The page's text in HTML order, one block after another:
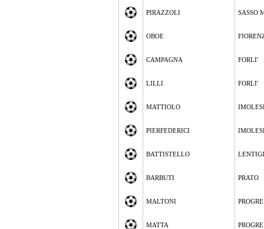
PIRAZZOLI SASSO
OBOE
CAMPAGNA FORLI'
LILLI FORLI'
MATTIOLO
PIERFEDERICI
BATTISTELLO
BARBUTI PRATO
MALTONI
MATTA